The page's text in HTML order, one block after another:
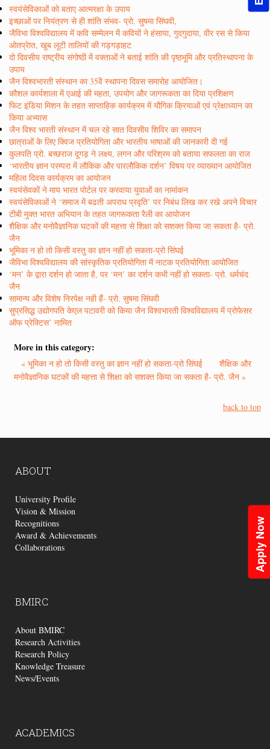
Apply Now
स्वयंसेविकाओं को बताए आत्मरक्षा के उपाय
इच्छाओं पर नियंत्रण से ही शांति संभव- प्रो. सुषमा सिंघवी,
जैविभा विश्वविद्यालय में कवि सम्मेलन में कवियों ने हंसाया, गुदगुदाया, वीर रस से किया
ओतप्रेात, खूब लूटी तालियों की गड़गड़ाहट
दो दिवसीय राष्ट्रीय संगोष्ठी में वक्ताओं ने बताई शांति की पृष्ठभूमि और प्रतिस्थापना के
उपाय
जैन विश्वभारती संस्थान का 35वें स्थापना दिवस समारोह आयोजित।
कौशल कार्यशाला में एआई की महता, उपयोग और जागरूकता का दिया प्रशिक्षण
फिट इंडिया मिशन के तहत साप्ताहिक कार्यक्रम में यौगिक क्रियाओं एवं प्रेक्षाध्यान का
किया अभ्यास
जैन विश्व भारती संस्थान में चल रहे सात दिवसीय शिविर का समापन
छात्राओं के लिए क्विज प्रतियोगिता और भारतीय भाषाओं की जानकारी दी गई
कुलपति प्रो. बच्छराज दूगड़ ने लक्ष्य, लगन और परिश्रम को बताया सफलता का राज
‘भारतीय ज्ञान परम्परा में लौकिक और पारलौकिक दर्शन’ विषय पर व्याख्यान आयोजित
महिला दिवस कार्यक्रम का आयोजन
स्वयंसेवकों ने माय भारत पोर्टल पर करवाया युवाओं का नामांकन
स्वयंसेविकाओं ने ‘समाज में बढती अपराध प्रवृति’ पर निबंध लिख कर रखे अपने विचार
टीबी मुक्त भारत अभियान के तहत जागरूकता रैली का आयोजन
शैक्षिक और मनोवैज्ञानिक घटकों की महत्ता से शिक्षा को सशक्त किया जा सकता है- प्रो.
जैन
भूमिका न हो तो किसी वस्तु का ज्ञान नहीं हो सकता-प्रो सिंघई
जैविभा विश्वविद्यालय की सांस्कृतिक प्रतियोगिता में नाटक प्रतियोगिता आयोजित
‘मन’ के द्वारा दर्शन हो जाता है, पर ‘मन’ का दर्शन कभी नहीं हो सकता- प्रो. धर्मचंद
जैन
सामान्य और विशेष निरपेक्ष नही हैं- प्रो. सुषमा सिंघवी
सुप्रसिद्ध उद्योगपति केएल पटावरी को किया जैन विश्वभारती विश्वविद्यालय में प्रोफेसर
ऑफ प्रेक्टिस’ नामित
More in this category:
« भूमिका न हो तो किसी वस्तु का ज्ञान नहीं हो सकता-प्रो सिंघई
शैक्षिक और
मनोवैज्ञानिक घटकों की महत्ता से शिक्षा को सशक्त किया जा सकता है- प्रो. जैन »
back to top
ABOUT
University Profile
Vision & Mission
Recognitions
Award & Achievements
Collaborations
BMIRC
About BMIRC
Research Activities
Research Policy
Knowledge Treasure
News/Events
ACADEMICS